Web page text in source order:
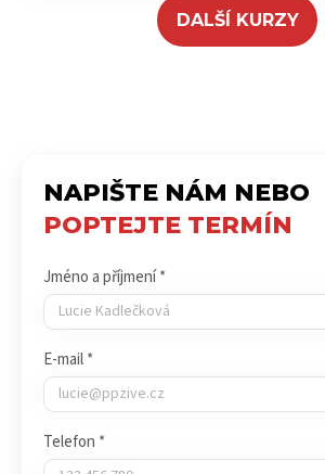
DALŠÍ KURZY
NAPIŠTE NÁM NEBO
POPTEJTE TERMÍN
Jméno a příjmení *
E-mail *
Telefon *